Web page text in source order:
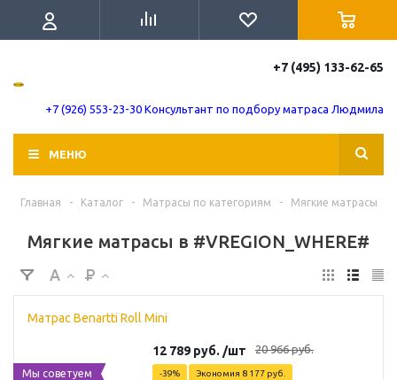
+7 (495) 133-62-65
+7 (926) 553-23-30 Консультант по подбору матраса Людмила
МЕНЮ
Главная - Каталог - Матрасы по категориям - Мягкие матрасы
Мягкие матрасы в #VREGION_WHERE#
Матрас Benartti Roll Mini
Мы советуем
12 789 руб. /шт 20 966руб.
-39% Экономия 8 177 руб.